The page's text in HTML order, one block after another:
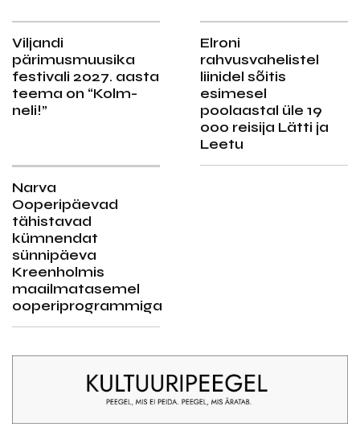
Viljandi
pärimusmuusika
festivali 2027. aasta
teema on “Kolm-
neli!”
Elroni
rahvusvahelistel
liinidel sõitis
esimesel
poolaastal üle 19
000 reisija Lätti ja
Leetu
Narva
Ooperipäevad
tähistavad
kümnendat
sünnipäeva
Kreenholmis
maailmatasemel
ooperiprogrammiga